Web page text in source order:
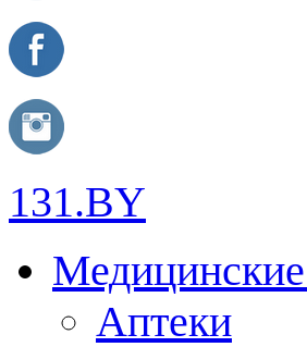
131.BY
Аптеки